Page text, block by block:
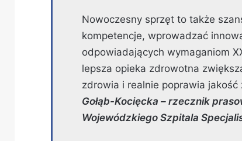
Nowoczesny sprzęt to także
kompetencje, wprowadzać
odpowiadających wymaganiom
lepsza opieka zdrowotna
zdrowia i realnie poprawia
Gołąb-Kocięcka – rzecznik
Wojewódzkiego Szpitala